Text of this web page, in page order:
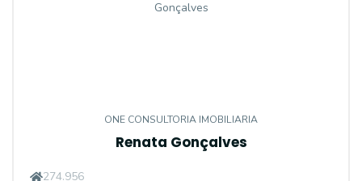
ONE CONSULTORIA IMOBILIARIA
Renata Gonçalves
274.956